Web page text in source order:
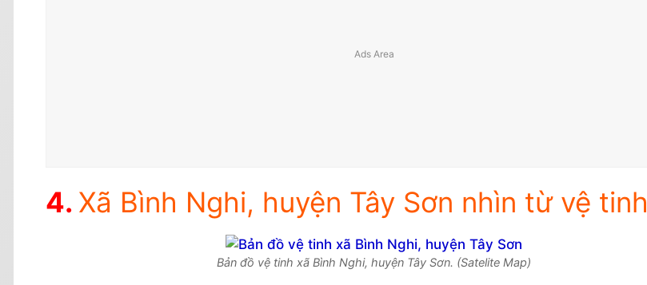
Xã Bình Nghi, huyện Tây Sơn nhìn từ vệ tinh
Bản đồ vệ tinh xã Bình Nghi, huyện Tây Sơn. (Satelite Map)